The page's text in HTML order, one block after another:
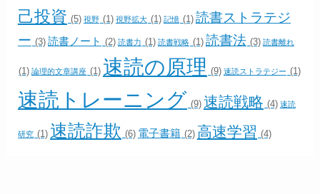
己投資 (5) 視野 (1) 視野拡大 (1) 記憶 (1) 読書ストラテジ
ー (3) 読書ノート (2) 読書力 (1) 読書戦略 (1) 読書法 (3) 読書離れ
(1) 論理的文章講座 (1) 速読の原理 (9) 速読ストラテジー (1)
速読トレーニング (9) 速読戦略 (4) 速読
研究 (1) 速読詐欺 (6) 電子書籍 (2) 高速学習 (4)